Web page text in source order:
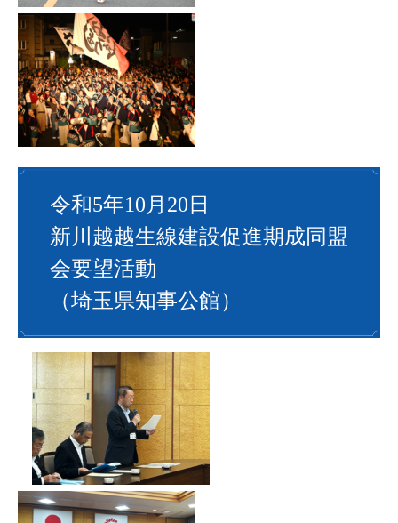
令和5年10月20日
新川越越生線建設促進期成同盟
会要望活動
（埼玉県知事公館）